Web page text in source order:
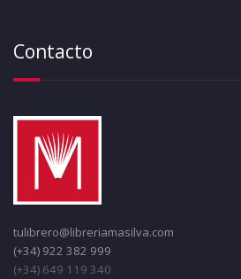
Contacto
tulibrero@libreriamasilva.com
(+34) 922 382 999
(+34) 649 119 340